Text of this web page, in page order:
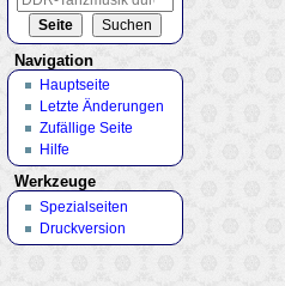
Navigation
Hauptseite
Letzte Änderungen
Zufällige Seite
Hilfe
Werkzeuge
Spezialseiten
Druckversion